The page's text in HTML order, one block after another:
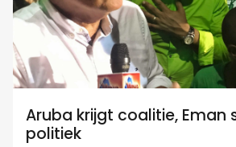
Aruba krijgt coalitie, Eman
politiek